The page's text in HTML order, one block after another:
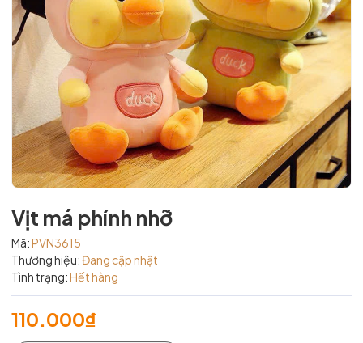
Vịt má phính nhỡ
Mã:PVN3615
Thương hiệu:Đang cập nhật
Tình trạng:Hết hàng
110.000₫